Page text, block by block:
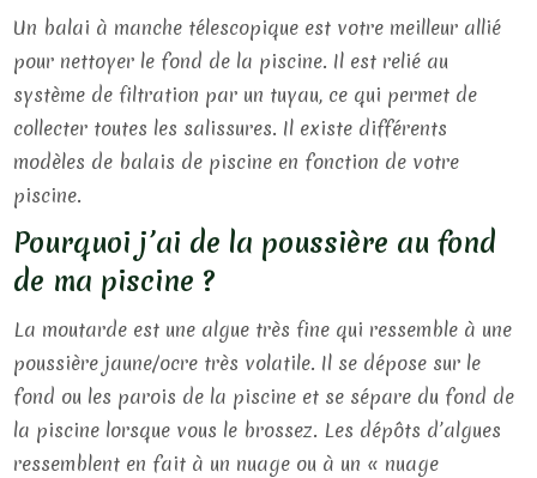
Un balai à manche télescopique est votre meilleur allié
pour nettoyer le fond de la piscine. Il est relié au
système de filtration par un tuyau, ce qui permet de
collecter toutes les salissures. Il existe différents
modèles de balais de piscine en fonction de votre
piscine.
Pourquoi j’ai de la poussière au fond
de ma piscine ?
La moutarde est une algue très fine qui ressemble à une
poussière jaune/ocre très volatile. Il se dépose sur le
fond ou les parois de la piscine et se sépare du fond de
la piscine lorsque vous le brossez. Les dépôts d’algues
ressemblent en fait à un nuage ou à un « nuage